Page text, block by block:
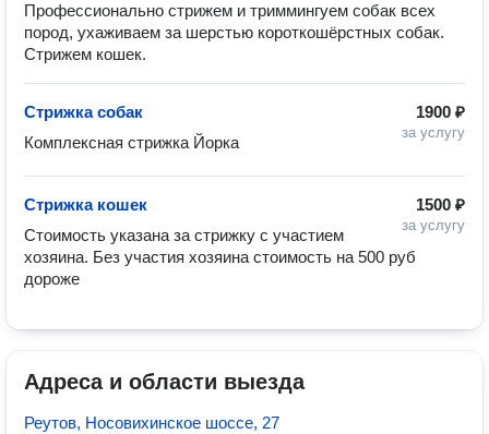
Профессионально стрижем и триммингуем собак всех
пород, ухаживаем за шерстью короткошёрстных собак.
Стрижем кошек.
1900 ₽
за услугу
Стрижка собак
Комплексная стрижка Йорка
1500 ₽
за услугу
Стрижка кошек
Стоимость указана за стрижку с участием
хозяина. Без участия хозяина стоимость на 500 руб
дороже
Адреса и области выезда
Реутов, Носовихинское шоссе, 27